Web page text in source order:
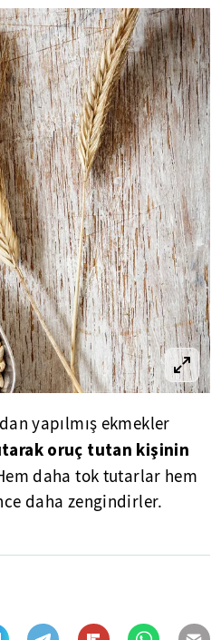
yapılmış ekmekler
oruç tutan kişinin
daha tok tutarlar hem
daha zengindirler.